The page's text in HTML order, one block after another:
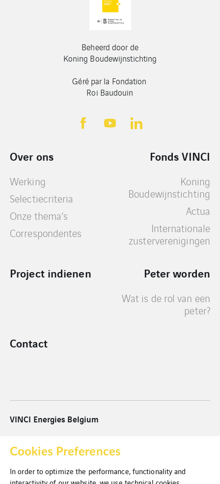
Beheerd door de
Koning Boudewijnstichting
Géré par la Fondation
Roi Baudouin
Over ons
Werking
Selectiecriteria
Onze thema’s
Correspondentes
Fonds VINCI
Koning
Boudewijnstichting
Actua
Internationale
zusterverenigingen
Project indienen Peter worden
Wat is de rol van een
peter?
Contact
VINCI Energies Belgium
Cookies Preferences
In order to optimize the performance, functionality and